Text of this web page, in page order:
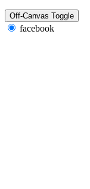
Off-Canvas Toggle
facebook